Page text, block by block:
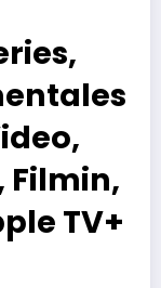
Filmin,
TV+